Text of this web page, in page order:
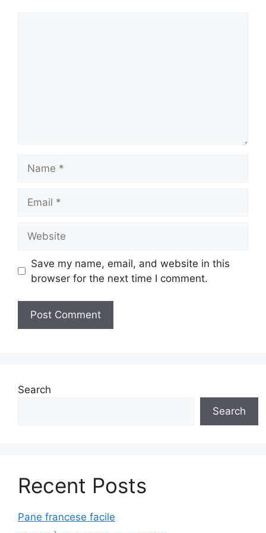
Save my name, email, and website in this
browser for the next time I comment.
Search
Search
Recent Posts
Pane francese facile